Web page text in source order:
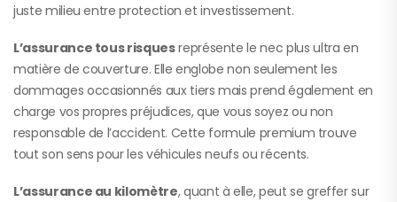
juste milieu entre protection et investissement.
L’assurance tous risquesreprésente le nec plus ultra en
matière de couverture. Elle englobe non seulement les
dommages occasionnés aux tiers mais prend également en
charge vos propres préjudices, que vous soyez ou non
responsable de l’accident. Cette formule premium trouve
tout son sens pour les véhicules neufs ou récents.
L’assurance au kilomètre, quant à elle, peut se greffer sur